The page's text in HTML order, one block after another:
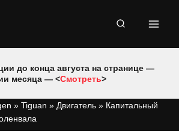
до конца августа на странице —
месяца — <Смотреть>
» Tiguan » Двигатель » Капитальный